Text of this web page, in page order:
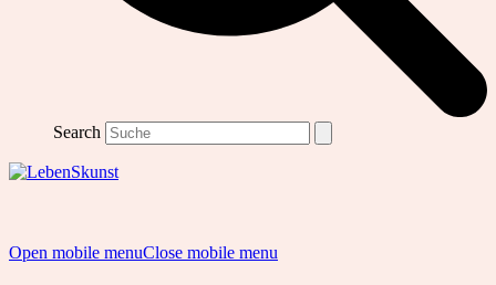
Search
Open mobile menuClose mobile menu